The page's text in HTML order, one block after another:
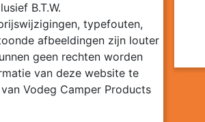
B.T.W.
typefouten,
afbeeldingen zijn louter
geen rechten worden
van deze website te
Vodeg Camper Products